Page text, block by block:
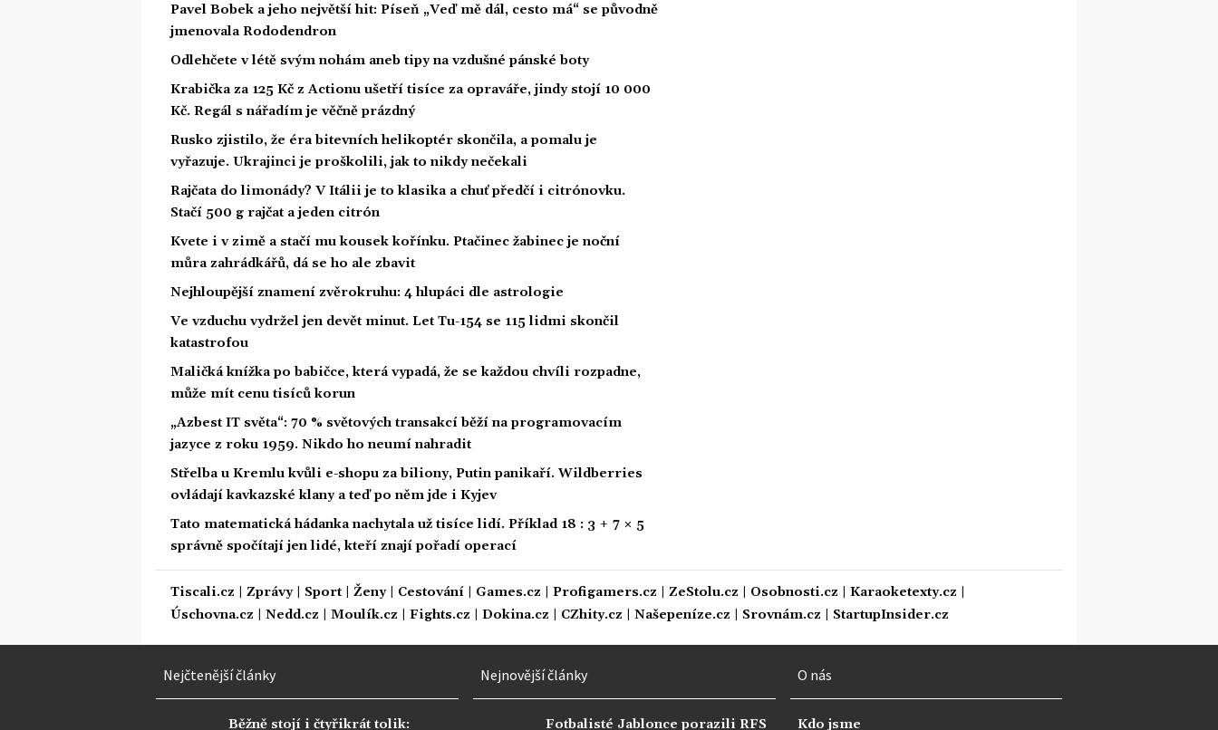
Pavel Bobek a jeho největší hit: Píseň „Veď mě dál, cesto má“ se původně
jmenovala Rododendron
Odlehčete v létě svým nohám aneb tipy na vzdušné pánské boty
Krabička za 125 Kč z Actionu ušetří tisíce za opraváře, jindy stojí 10 000
Kč. Regál s nářadím je věčně prázdný
Rusko zjistilo, že éra bitevních helikoptér skončila, a pomalu je
vyřazuje. Ukrajinci je proškolili, jak to nikdy nečekali
Rajčata do limonády? V Itálii je to klasika a chuť předčí i citrónovku.
Stačí 500 g rajčat a jeden citrón
Kvete i v zimě a stačí mu kousek kořínku. Ptačinec žabinec je noční
můra zahrádkářů, dá se ho ale zbavit
Nejhloupější znamení zvěrokruhu: 4 hlupáci dle astrologie
Ve vzduchu vydržel jen devět minut. Let Tu-154 se 115 lidmi skončil
katastrofou
Maličká knížka po babičce, která vypadá, že se každou chvíli rozpadne,
může mít cenu tisíců korun
„Azbest IT světa“: 70 % světových transakcí běží na programovacím
jazyce z roku 1959. Nikdo ho neumí nahradit
Střelba u Kremlu kvůli e-shopu za biliony, Putin panikaří. Wildberries
ovládají kavkazské klany a teď po něm jde i Kyjev
Tato matematická hádanka nachytala už tisíce lidí. Příklad 18 : 3 + 7 × 5
správně spočítají jen lidé, kteří znají pořadí operací
Tiscali.cz Zprávy| Sport| Ženy| Cestování Games.cz Profigamers.cz ZeStolu.cz Osobnosti.cz Karaoketexty.cz
Úschovna.cz
Nedd.cz Moulík.cz Fights.cz Dokina.cz CZhity.cz Našepeníze.cz Srovnám.cz StartupInsider.cz
Nejčtenější články
Běžně stojí i čtyřikrát tolik:
Nejnovější články
Fotbalisté Jablonce porazili RFS
O nás
Kdo jsme